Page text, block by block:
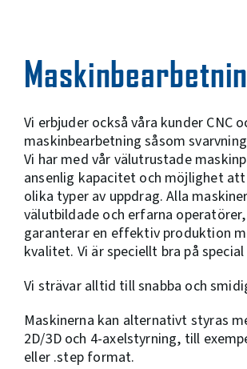
Vi erbjuder också våra kunder CNC
maskinbearbetning såsom
Vi har med vår välutrustade
ansenlig kapacitet och möjlighet
olika typer av uppdrag. Alla
välutbildade och erfarna
garanterar en effektiv produktion
kvalitet. Vi är speciellt bra på
Vi strävar alltid till snabba och
Maskinerna kan alternativt styras
2D/3D och 4-axelstyrning, till
eller .step format.